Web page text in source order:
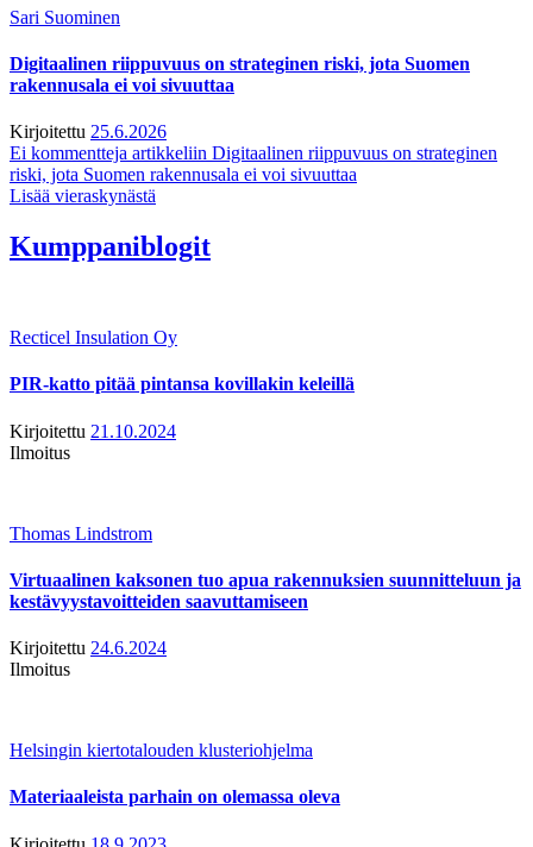
Sari Suominen
Digitaalinen riippuvuus on strateginen riski, jota Suomen
rakennusala ei voi sivuuttaa
Kirjoitettu 25.6.2026
Ei kommentteja artikkeliin Digitaalinen riippuvuus on strateginen
riski, jota Suomen rakennusala ei voi sivuuttaa
Lisää vieraskynästä
Kumppaniblogit
Recticel Insulation Oy
PIR-katto pitää pintansa kovillakin keleillä
Kirjoitettu 21.10.2024
Ilmoitus
Thomas Lindstrom
Virtuaalinen kaksonen tuo apua rakennuksien suunnitteluun ja
kestävyystavoitteiden saavuttamiseen
Kirjoitettu 24.6.2024
Ilmoitus
Helsingin kiertotalouden klusteriohjelma
Materiaaleista parhain on olemassa oleva